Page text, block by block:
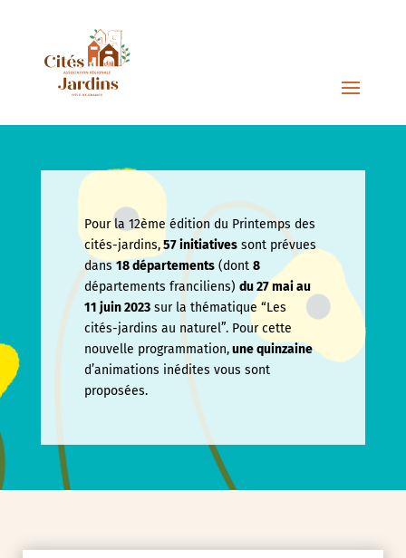
Pour la 12ème édition du Printemps des
cités-jardins,57 initiativessont prévues
dans18 départements(dont 8
départements franciliens) du 27 mai au
11 juin2023sur la thématique “Les
cités-jardins au naturel”. Pour cette
nouvelle programmation,une quinzaine
d’animations inédites vous sont
proposées.